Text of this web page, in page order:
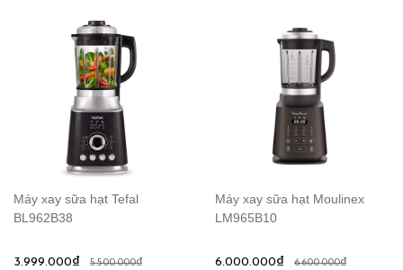
Máy xay sữa hạt Tefal
BL962B38
3.999.000₫ 5.500.000₫
Máy xay sữa hạt Moulinex
LM965B10
6.000.000₫ 6.600.000₫